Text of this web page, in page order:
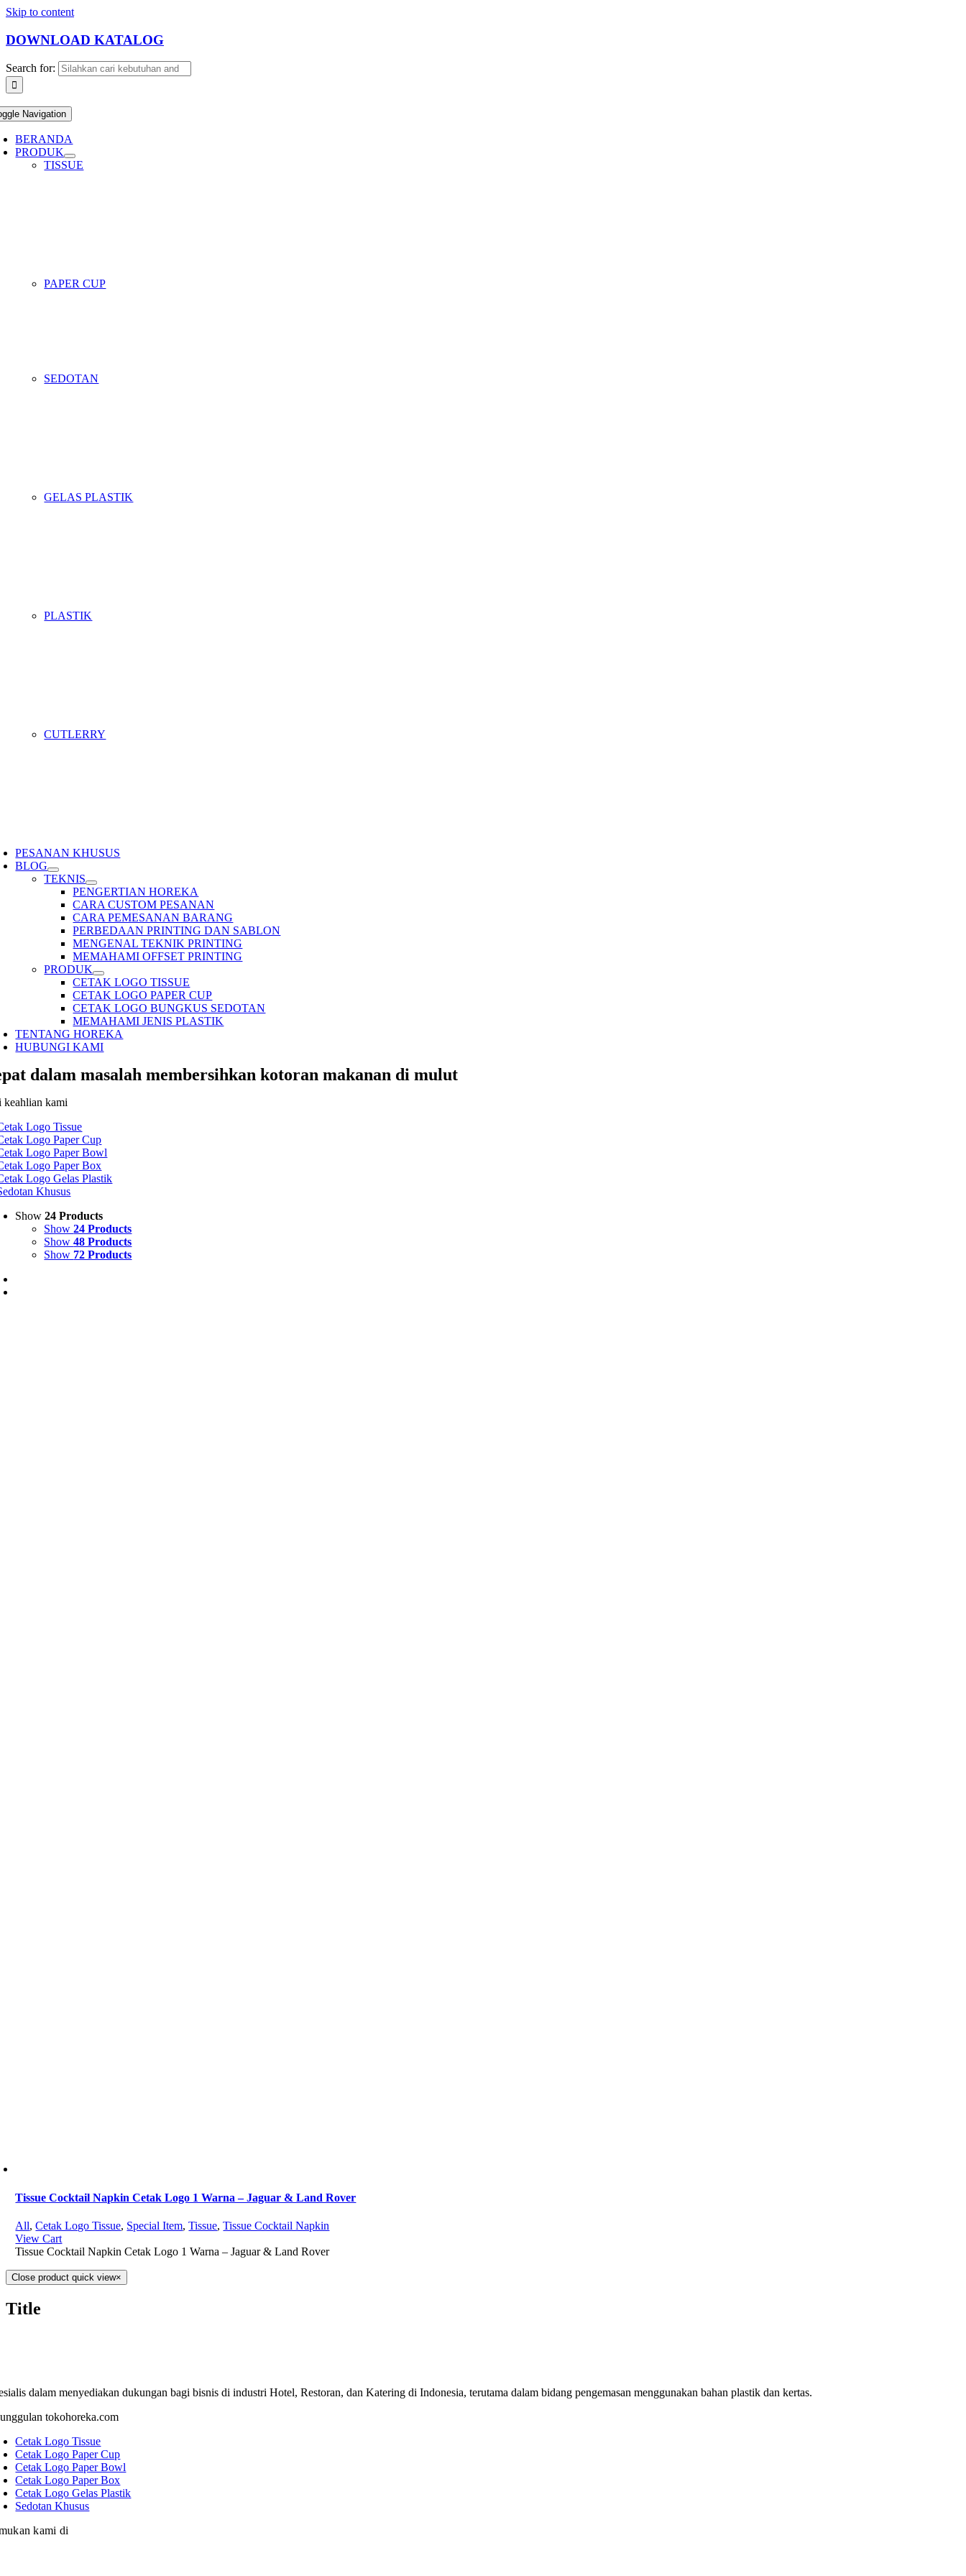
Skip to content
DOWNLOAD KATALOG
Search for:
Navigation
BERANDA
PRODUK
TISSUE
PAPER CUP
SEDOTAN
GELAS PLASTIK
PLASTIK
CUTLERRY
PESANAN KHUSUS
BLOG
TEKNIS
PENGERTIAN HOREKA
CARA CUSTOM PESANAN
CARA PEMESANAN BARANG
PERBEDAAN PRINTING DAN SABLON
MENGENAL TEKNIK PRINTING
MEMAHAMI OFFSET PRINTING
PRODUK
CETAK LOGO TISSUE
CETAK LOGO PAPER CUP
CETAK LOGO BUNGKUS SEDOTAN
MEMAHAMI JENIS PLASTIK
TENTANG HOREKA
HUBUNGI KAMI
dalam masalah membersihkan kotoran makanan di mulut
keahlian kami
Logo Tissue
Logo Paper Cup
Logo Paper Bowl
Logo Paper Box
Logo Gelas Plastik
Khusus
Show24 Products
Show24 Products
Show48 Products
Show 72 Products
Tissue Cocktail Napkin Cetak Logo 1 Warna – Jaguar & Land Rover
All,Cetak Logo Tissue, Special Item,Tissue,Tissue Cocktail Napkin
View Cart
Tissue Cocktail Napkin Cetak Logo 1 Warna – Jaguar & Land Rover
Close product quick view×
Title
dalam menyediakan dukungan bagi bisnis di industri Hotel, Restoran, dan Katering di Indonesia, terutama dalam bidang pengemasan menggunakan bahan plastik dan kertas.
tokohoreka.com
Cetak Logo Tissue
Cetak Logo Paper Cup
Cetak Logo Paper Bowl
Cetak Logo Paper Box
Cetak Logo Gelas Plastik
Sedotan Khusus
kami di